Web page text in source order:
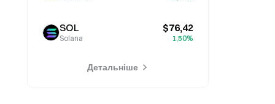
SOL
Solana
$76,42
1,50%
Детальніше